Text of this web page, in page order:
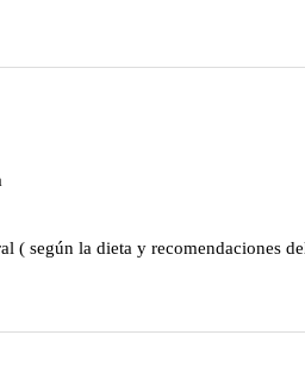
( según la dieta y recomendaciones